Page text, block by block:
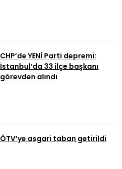
CHP’de YENİ Parti depremi:
İstanbul’da 33 ilçe başkanı
görevden alındı
ÖTV’ye asgari taban getirildi